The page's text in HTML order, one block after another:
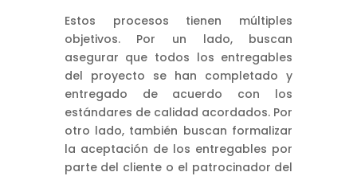
Estos procesos tienen múltiples
objetivos. Por un lado, buscan
asegurar que todos los entregables
del proyecto se han completado y
entregado de acuerdo con los
estándares de calidad acordados. Por
otro lado, también buscan formalizar
la aceptación de los entregables por
parte del cliente o el patrocinador del